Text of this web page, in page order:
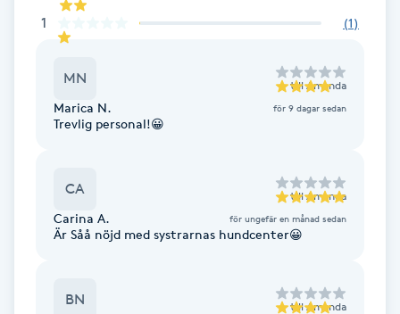
Faceliftmassage
Fettreducering
1 (1)
MN till Amanda
Marica N. för 9 dagar sedan
Trevlig personal!😀
CA till Amanda
Carina A. för ungefär en månad sedan
Är Såå nöjd med systrarnas hundcenter😀
BN till Amanda